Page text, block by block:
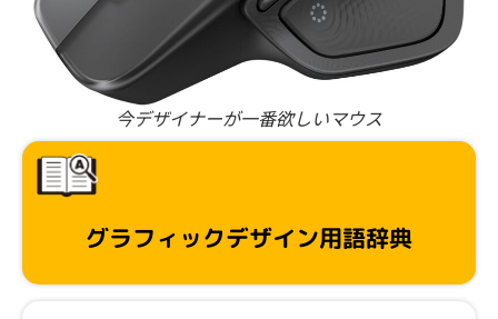
今デザイナーが一番欲しいマウス
グラフィックデザイン用語辞典